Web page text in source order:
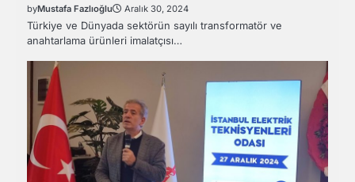
byMustafa Fazlıoğlu Aralık 30, 2024
Türkiye ve Dünyada sektörün sayılı transformatör ve
anahtarlama ürünleri imalatçısı…